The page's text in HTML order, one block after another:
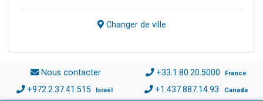
Changer de ville
Nous contacter +33.1.80.20.5000 France
+972.2.37.41.515 Israël +1.437.887.14.93 Canada